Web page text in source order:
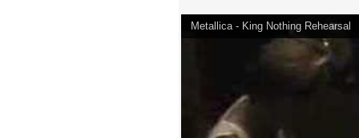
Metallica - King Nothing Rehearsal